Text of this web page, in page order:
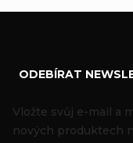
ODEBÍRAT
Vložte svůj e-mail a
nových produktech